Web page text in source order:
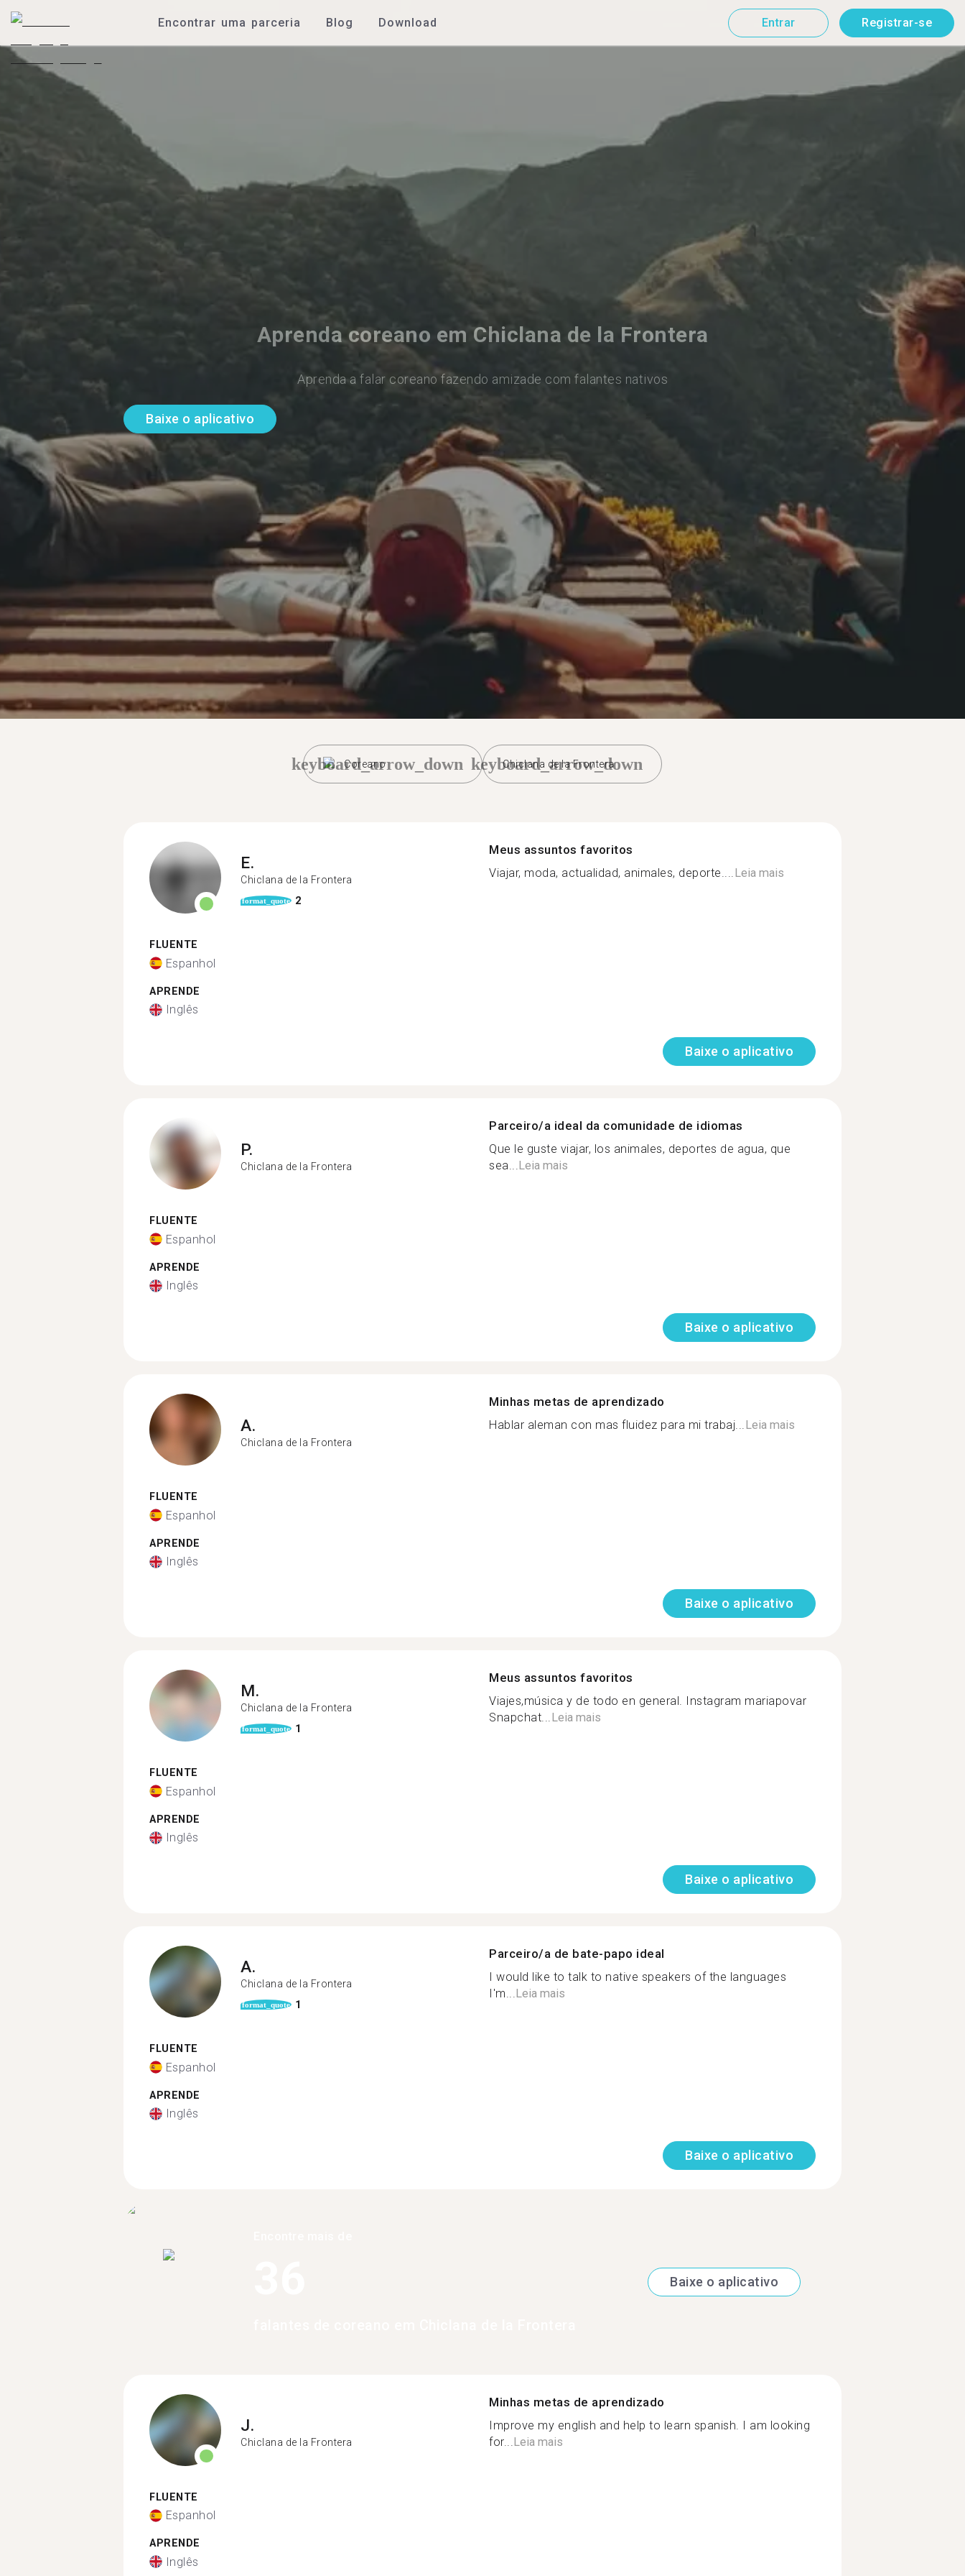
Encontrar uma parceria Blog Download Entrar Registrar-se
Aprenda coreano em Chiclana de la Frontera
Aprenda a falar coreano fazendo amizade com falantes nativos
Baixe o aplicativo
Coreano
keyboard_arrow_down Chiclana de la Frontera
keyboard_arrow_down
E.
Chiclana de la Frontera
format_quote 2
FLUENTE
Espanhol
APRENDE
Inglês
Meus assuntos favoritos
Viajar, moda, actualidad, animales, deporte....Leia mais
Baixe o aplicativo
P.
Chiclana de la Frontera
FLUENTE
Espanhol
APRENDE
Inglês
Parceiro/a ideal da comunidade de idiomas
Que le guste viajar, los animales, deportes de agua, que
sea...Leia mais
Baixe o aplicativo
A.
Chiclana de la Frontera
FLUENTE
Espanhol
APRENDE
Inglês
Minhas metas de aprendizado
Hablar aleman con mas fluidez para mi trabaj...Leia mais
Baixe o aplicativo
M.
Chiclana de la Frontera
format_quote 1
FLUENTE
Espanhol
APRENDE
Inglês
Meus assuntos favoritos
Viajes,música y de todo en general. Instagram mariapovar
Snapchat...Leia mais
Baixe o aplicativo
A.
Chiclana de la Frontera
format_quote 1
FLUENTE
Espanhol
APRENDE
Inglês
Parceiro/a de bate-papo ideal
I would like to talk to native speakers of the languages
I'm...Leia mais
Baixe o aplicativo
Baixe o aplicativo
J.
Chiclana de la Frontera
FLUENTE
Espanhol
APRENDE
Inglês
Minhas metas de aprendizado
Improve my english and help to learn spanish. I am looking
for... Leia mais